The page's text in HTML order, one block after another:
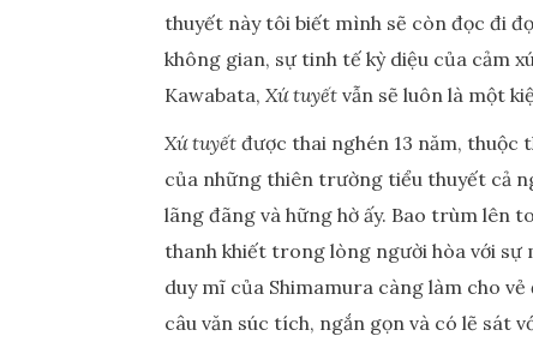
thuyết này tôi biết mình sẽ còn đọc đi
không gian, sự tinh tế kỳ diệu của cảm
Kawabata, Xứ tuyết vẫn sẽ luôn là một
Xứ tuyết được thai nghén 13 năm, thuộc
của những thiên trường tiểu thuyết cả
lãng đãng và hững hờ ấy. Bao trùm lên
thanh khiết trong lòng người hòa với sự
duy mĩ của Shimamura càng làm cho
câu văn súc tích, ngắn gọn và có lẽ sát